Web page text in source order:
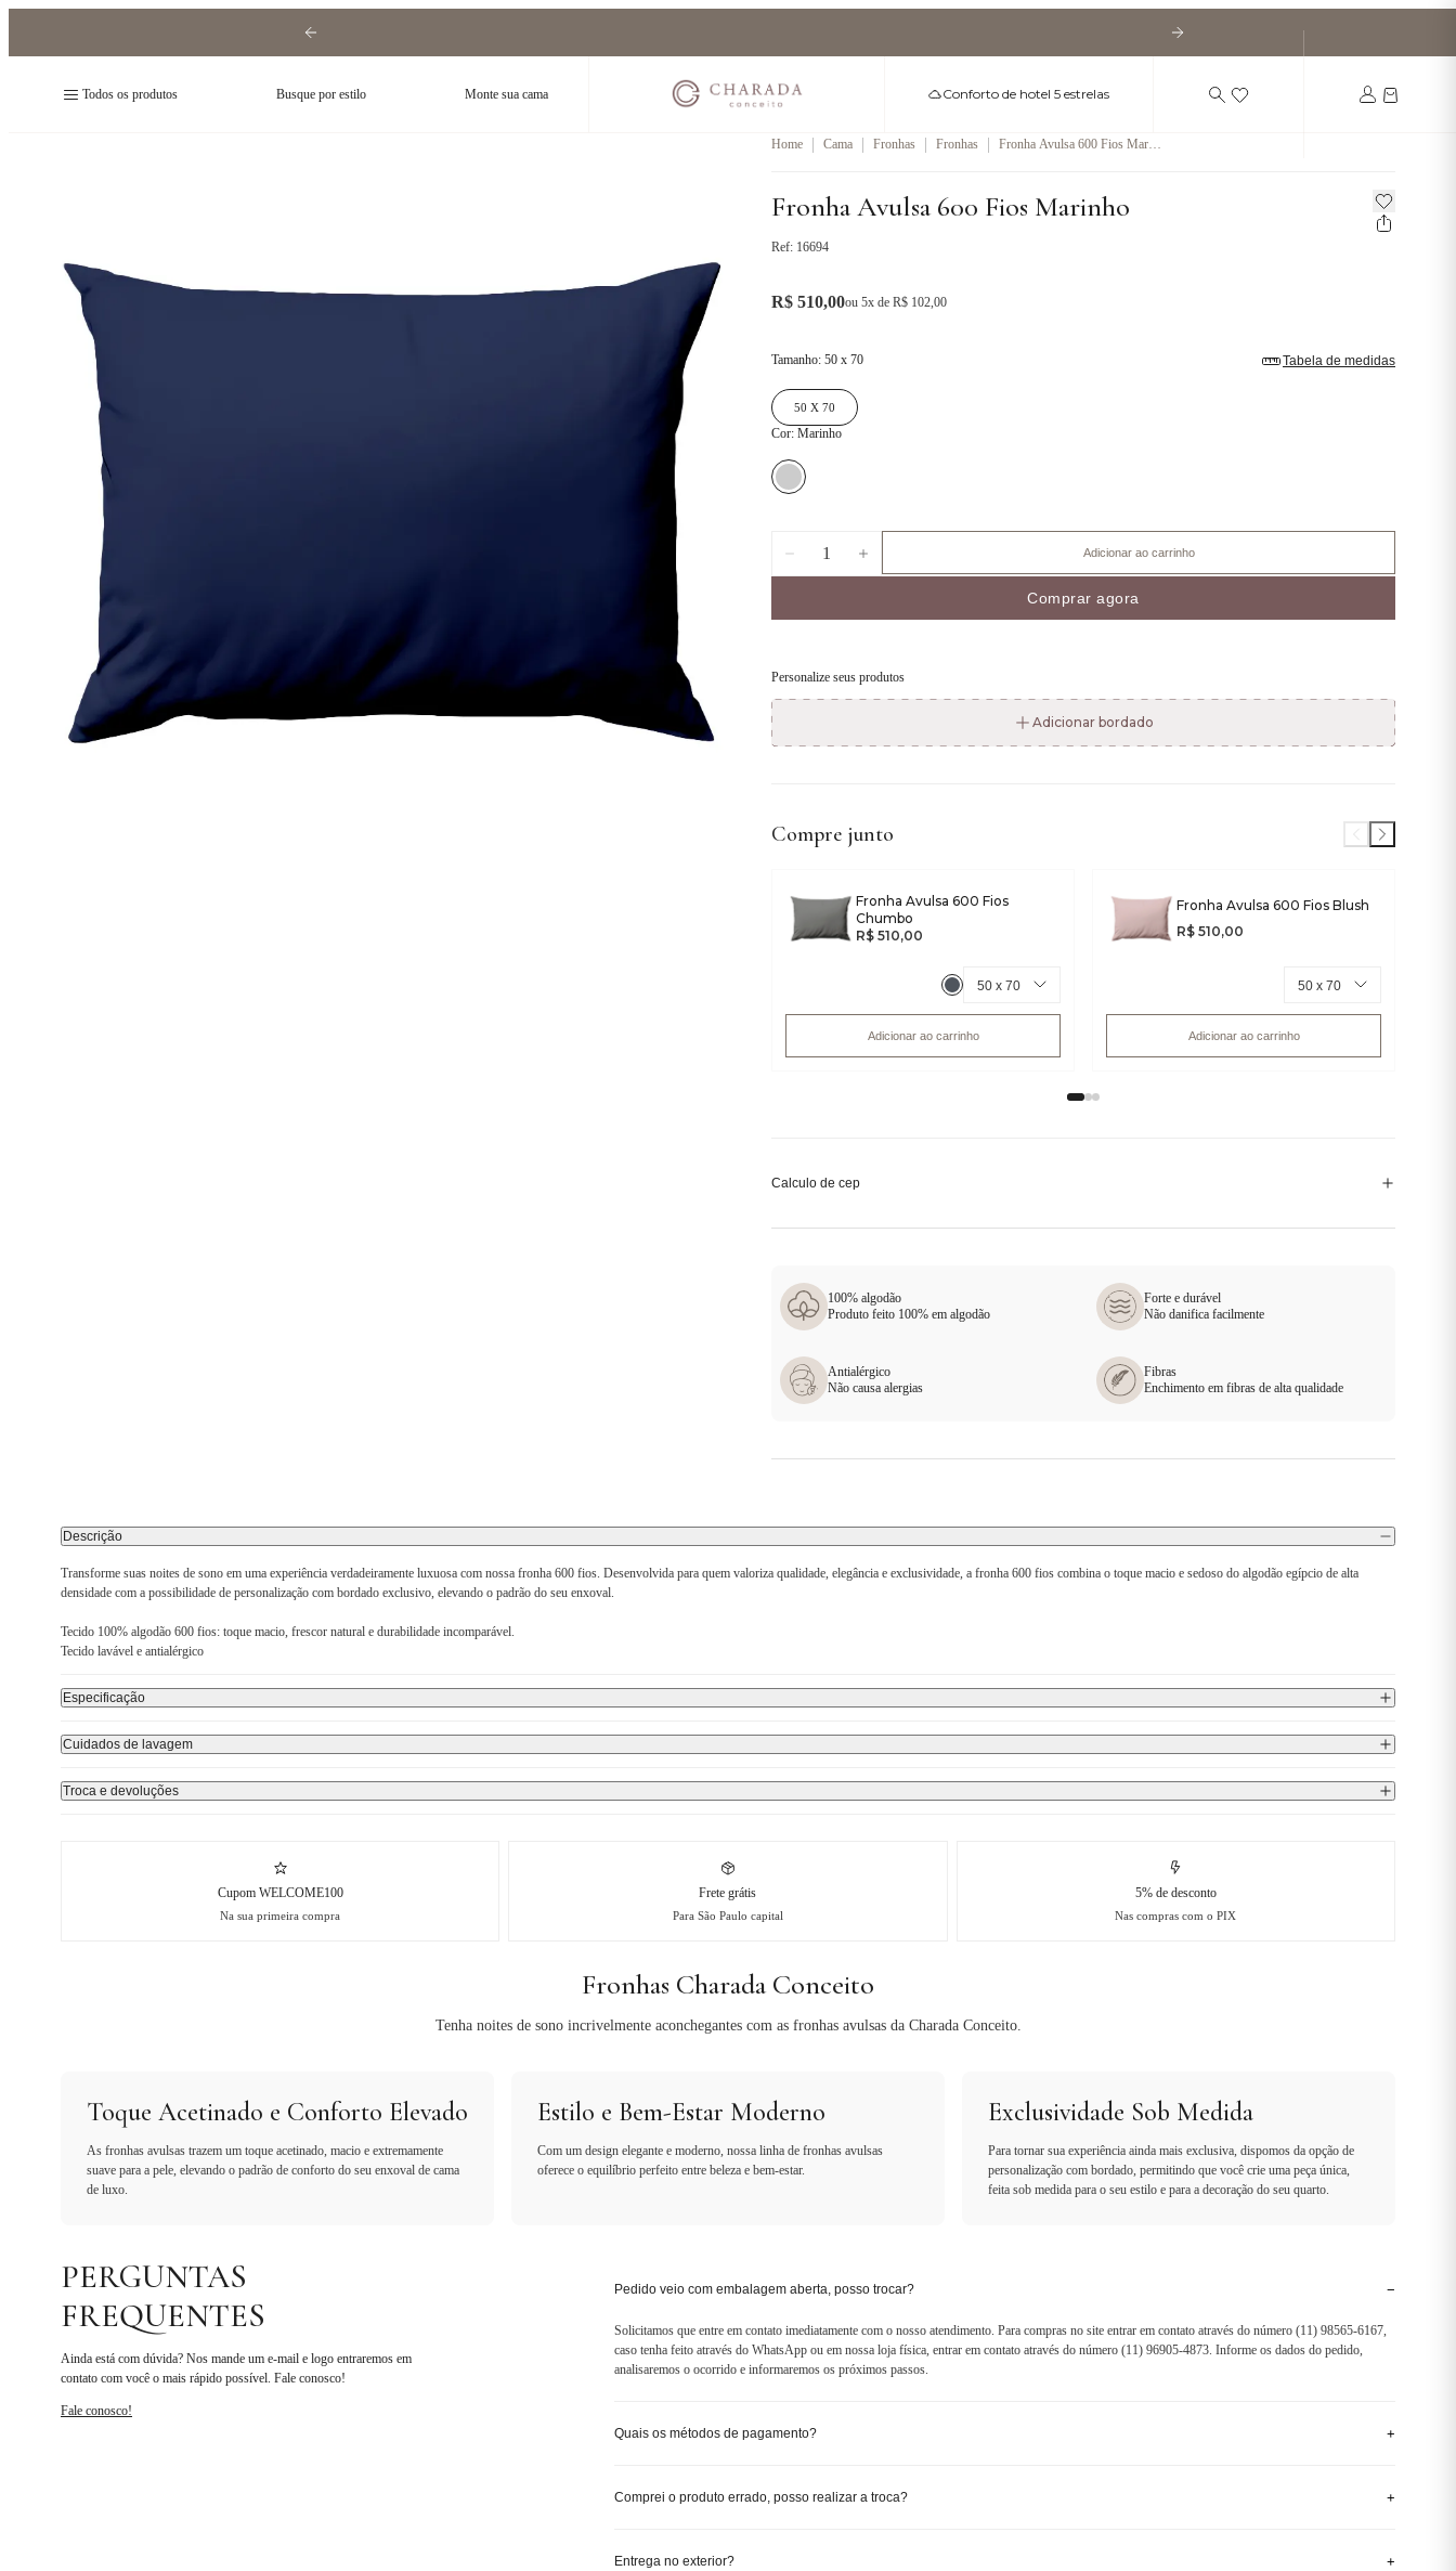
Todos os produtos Busque por estilo Monte sua cama Conforto de hotel 5 estrelas
Home | Cama | Fronhas | Fronhas |
Fronha Avulsa 600 Fios Marin
Fronha Avulsa 600 Fios Marinho
Ref: 16694
R$ 510,00ou 5x de R$ 102,00
Tamanho: 50 x 70 Tabela de medidas
50 X 70
Cor: Marinho
1 Adicionar ao carrinho
Comprar agora
Personalize seus produtos
Adicionar bordado
Compre junto
Fronha Avulsa 600 Fios
Chumbo
R$ 510,00
Adicionar ao carrinho
Fronha Avulsa 600 Fios Blush
R$ 510,00
Adicionar ao carrinho
Calculo de cep
100% algodão
Produto feito 100% em algodão
Forte e durável
Não danifica facilmente
Antialérgico
Não causa alergias
Fibras
Enchimento em fibras de alta qualidade
Descrição
Transforme suas noites de sono em uma experiência verdadeiramente luxuosa com nossa fronha 600 fios. Desenvolvida para quem valoriza qualidade, elegância e exclusividade, a fronha 600 fios combina o toque macio e sedoso do algodão egípcio de alta
densidade com a possibilidade de personalização com bordado exclusivo, elevando o padrão do seu enxoval.
Tecido 100% algodão 600 fios: toque macio, frescor natural e durabilidade incomparável.
Tecido lavável e antialérgico
Especificação
Cuidados de lavagem
Troca e devoluções
Cupom WELCOME100
Na sua primeira compra
Frete grátis
Para São Paulo capital
5% de desconto
Nas compras com o PIX
Fronhas Charada Conceito
Tenha noites de sono incrivelmente aconchegantes com as fronhas avulsas da Charada Conceito.
Toque Acetinado e Conforto Elevado
As fronhas avulsas trazem um toque acetinado, macio e extremamente
suave para a pele, elevando o padrão de conforto do seu enxoval de cama
de luxo.
Estilo e Bem-Estar Moderno
Com um design elegante e moderno, nossa linha de fronhas avulsas
oferece o equilíbrio perfeito entre beleza e bem-estar.
Exclusividade Sob Medida
Para tornar sua experiência ainda mais exclusiva, dispomos da opção de
personalização com bordado, permitindo que você crie uma peça única,
feita sob medida para o seu estilo e para a decoração do seu quarto.
PERGUNTAS
FREQUENTES
Ainda está com dúvida? Nos mande um e-mail e logo entraremos em
contato com você o mais rápido possível. Fale conosco!
Fale conosco!
Pedido veio com embalagem aberta, posso trocar? −
Solicitamos que entre em contato imediatamente com o nosso atendimento. Para compras no site entrar em contato através do número (11) 98565-6167,
caso tenha feito através do WhatsApp ou em nossa loja física, entrar em contato através do número (11) 96905-4873. Informe os dados do pedido,
analisaremos o ocorrido e informaremos os próximos passos.
Quais os métodos de pagamento? +
Comprei o produto errado, posso realizar a troca? +
Entrega no exterior? +